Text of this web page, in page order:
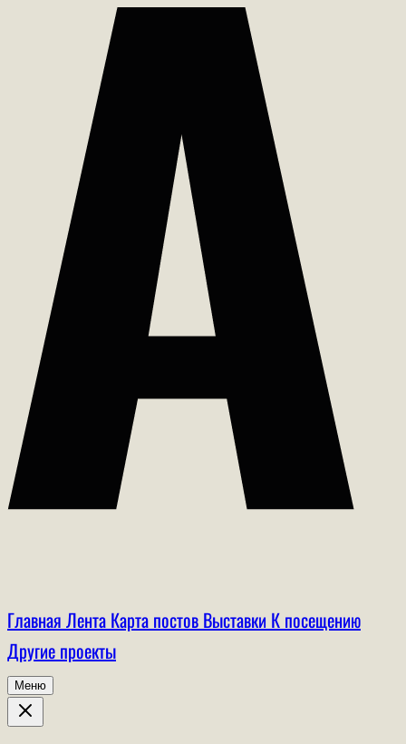
Главная Лента Карта постов Выставки К посещению
Другие проекты
Меню